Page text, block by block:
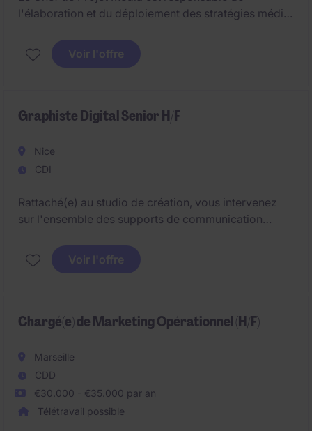
l'élaboration et du déploiement des stratégies média
locaux. Il intervient sur l'ensemble des leviers offline
et digitaux, de la recommandation stratégique
campagnes.
Voir l'offre
Graphiste Digital Senior H/F
Nice
CDI
Rattaché(e) au studio de création, vous intervenez
sur l'ensemble des supports de communication
équipes marketing, communication, produit et
merchandising.
Voir l'offre
Chargé(e) de Marketing Opérationnel (H/F)
Marseille
CDD
€30.000 - €35.000 par an
Télétravail possible